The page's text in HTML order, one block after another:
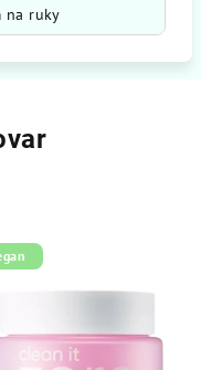
na ruky